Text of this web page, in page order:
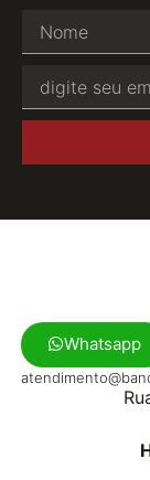
Whatsapp